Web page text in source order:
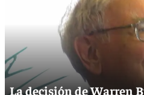
La decisión de Warren